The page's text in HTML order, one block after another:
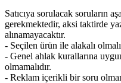
Satıcıya sorulacak soruların
gerekmektedir, aksi taktirde
alınamayacaktır.
- Seçilen ürün ile alakalı
- Genel ahlak kurallarına
olmamalıdır.
- Reklam içerikli bir soru